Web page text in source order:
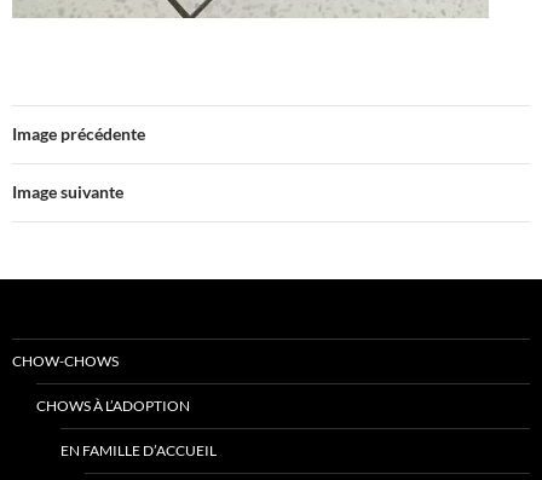
Image précédente
Image suivante
CHOW-CHOWS
CHOWS À L’ADOPTION
EN FAMILLE D’ACCUEIL